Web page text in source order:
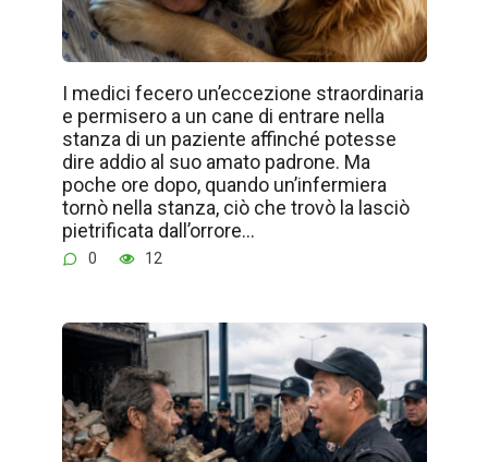
I medici fecero un’eccezione straordinaria
e permisero a un cane di entrare nella
stanza di un paziente affinché potesse
dire addio al suo amato padrone. Ma
poche ore dopo, quando un’infermiera
tornò nella stanza, ciò che trovò la lasciò
pietrificata dall’orrore…
0 12